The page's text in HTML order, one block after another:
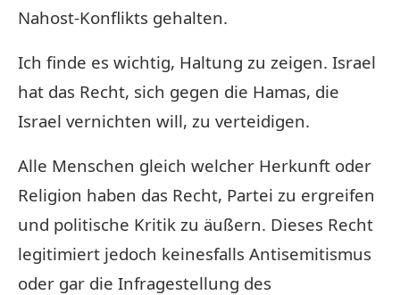
Nahost-Konflikts gehalten.
Ich finde es wichtig, Haltung zu zeigen. Israel
hat das Recht, sich gegen die Hamas, die
Israel vernichten will, zu verteidigen.
Alle Menschen gleich welcher Herkunft oder
Religion haben das Recht, Partei zu ergreifen
und politische Kritik zu äußern. Dieses Recht
legitimiert jedoch keinesfalls Antisemitismus
oder gar die Infragestellung des